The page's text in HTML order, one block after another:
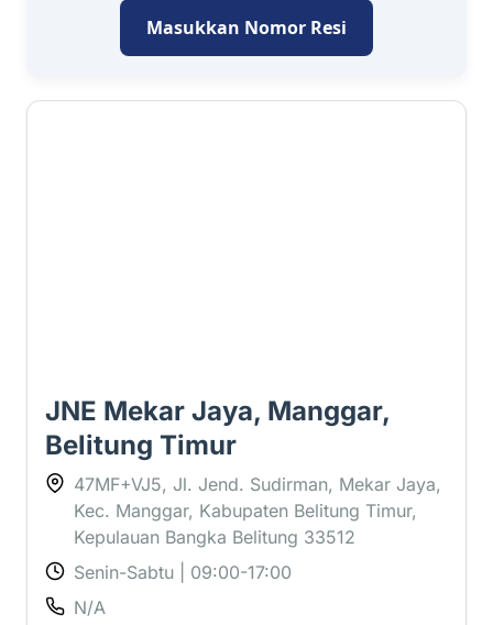
Masukkan Nomor Resi
JNE Mekar Jaya, Manggar,
Belitung Timur
47MF+VJ5, Jl. Jend. Sudirman, Mekar Jaya,
Kec. Manggar, Kabupaten Belitung Timur,
Kepulauan Bangka Belitung 33512
Senin-Sabtu | 09:00-17:00
N/A